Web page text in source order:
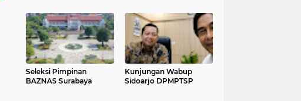
Seleksi Pimpinan
BAZNAS Surabaya
Kunjungan Wabup
Sidoarjo DPMPTSP